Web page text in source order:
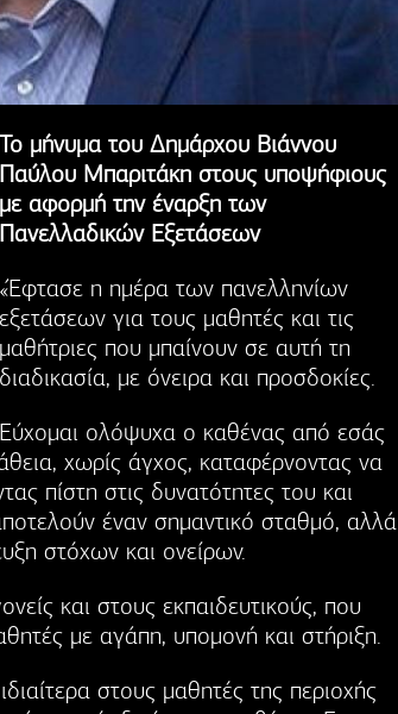
Το μήνυμα του Δημάρχου Βιάννου
Παύλου Μπαριτάκη στους υποψήφιους
με αφορμή την έναρξη των
Πανελλαδικών Εξετάσεων
«Έφτασε η ημέρα των πανελληνίων
εξετάσεων για τους μαθητές και τις
μαθήτριες που μπαίνουν σε αυτή τη
διαδικασία, με όνειρα και προσδοκίες.
Εύχομαι ολόψυχα ο καθένας από εσάς
χωρίς άγχος, καταφέρνοντας να
πίστη στις δυνατότητες του και
έναν σημαντικό σταθμό, αλλά
στόχων και ονείρων.
και στους εκπαιδευτικούς, που
με αγάπη, υπομονή και στήριξη.
στους μαθητές της περιοχής